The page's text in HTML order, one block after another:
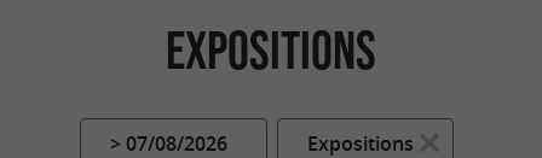
Expositions
> 07/08/2026 Expositions